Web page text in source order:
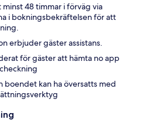
48 timmar i förväg via
i bokningsbekräftelsen för att
erbjuder gäster assistans.
för gäster att hämta no app
boendet kan ha översatts med